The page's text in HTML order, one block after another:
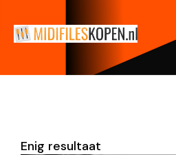
Enig resultaat